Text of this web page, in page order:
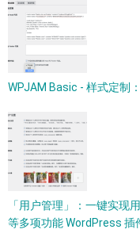
WPJAM Basic - 样式定制
「用户管理」：一键实现
等多项功能 WordPress 插